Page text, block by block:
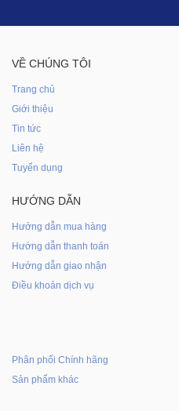
VỀ CHÚNG TÔI
Trang chủ
Giới thiệu
Tin tức
Liên hệ
Tuyển dụng
HƯỚNG DẪN
Hướng dẫn mua hàng
Hướng dẫn thanh toán
Hướng dẫn giao nhận
Điều khoản dịch vụ
Phân phối Chính hãng
Sản phẩm khác